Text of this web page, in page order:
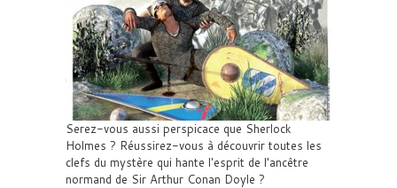
Serez-vous aussi perspicace que Sherlock
Holmes ? Réussirez-vous à découvrir toutes les
clefs du mystère qui hante l'esprit de l'ancêtre
normand de Sir Arthur Conan Doyle ?